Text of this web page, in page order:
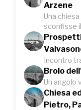
Arzene
Una
sconfisse
Incontro
Brolo
Un angolo
Chiesa
Pietro,